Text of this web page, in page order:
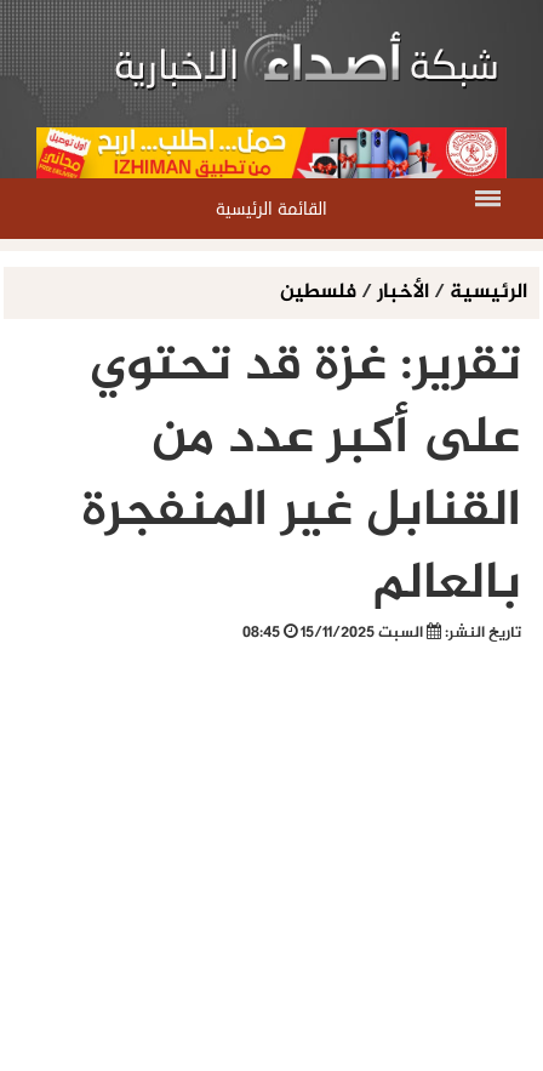
القائمة الرئيسية
الرئيسية/الأخبار/فلسطين
تقرير: غزة قد تحتوي
على أكبر عدد من
القنابل غير المنفجرة
بالعالم
تاريخ النشر: السبت 15/11/2025